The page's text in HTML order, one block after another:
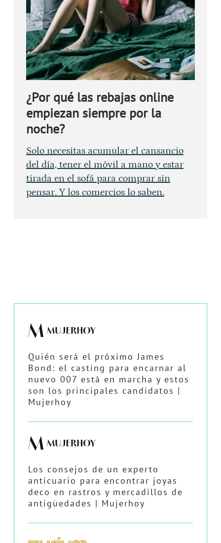
¿Por qué las rebajas online
empiezan siempre por la
noche?
Solo necesitas acumular el cansancio
del día, tener el móvil a mano y estar
tirada en el sofá para comprar sin
pensar. Y los comercios lo saben.
Quién será el próximo James
Bond: el casting para encarnar al
nuevo 007 está en marcha y estos
son los principales candidatos |
Mujerhoy
Los consejos de un experto
anticuario para encontrar joyas
deco en rastros y mercadillos de
antigüedades | Mujerhoy